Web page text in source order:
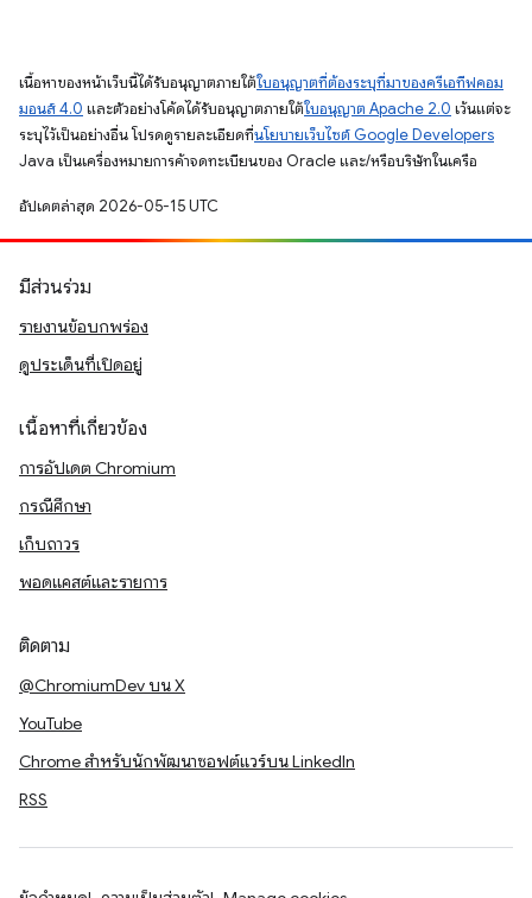
เนื้อหาของหน้าเว็บนี้ได้รับอนุญาตภายใต้ใบอนุญาตที่ต้องระบุที่มาของครีเอทีฟคอม
มอนส์ 4.0 และตัวอย่างโค้ดได้รับอนุญาตภายใต้ใบอนุญาต Apache 2.0 เว้นแต่จะ
ระบุไว้เป็นอย่างอื่น โปรดดูรายละเอียดที่นโยบายเว็บไซต์ Google Developers
Java เป็นเครื่องหมายการค้าจดทะเบียนของ Oracle และ/หรือบริษัทในเครือ
อัปเดตล่าสุด 2026-05-15 UTC
มีส่วนร่วม
รายงานข้อบกพร่อง
ดูประเด็นที่เปิดอยู่
เนื้อหาที่เกี่ยวข้อง
การอัปเดต Chromium
กรณีศึกษา
เก็บถาวร
พอดแคสต์และรายการ
ติดตาม
@ChromiumDev บน X
YouTube
Chrome สำหรับนักพัฒนาซอฟต์แวร์บน LinkedIn
RSS